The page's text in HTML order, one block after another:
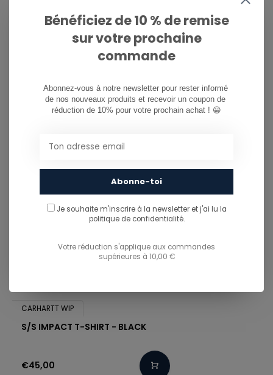
PARTAGER CE PRODUIT
You might also like...
TU POURRAIS AUSSI AIMER...
CARHARTT WIP
S/S IMPACT T-SHIRT - BLACK
€45,00
Bénéficiez de 10 % de remise
sur votre prochaine
commande
Abonnez-vous à notre newsletter pour rester informé
de nos nouveaux produits et recevoir un coupon de
réduction de 10% pour votre prochain achat ! 😀
Abonne-toi
Je souhaite m'inscrire à la newsletter et j'ai lu la
politique de confidentialité.
Votre réduction s'applique aux commandes
supérieures à 10,00 €